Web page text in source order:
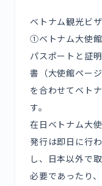
ベトナム観光ビ
①ベトナム大使館
パスポートと証
書（大使館ペー
を合わせてベト
す。
在日ベトナム大
発行は即日に行
し、日本以外で
必要であったり